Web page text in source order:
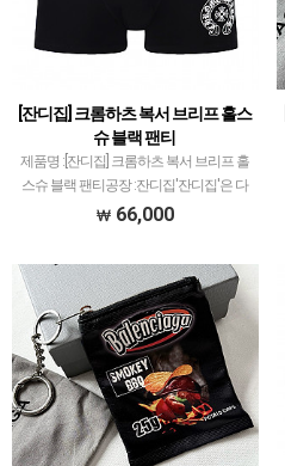
[잔디집] 크롬하츠 복서 브리프 홀스
슈 블랙 팬티
제품명 :[잔디집] 크롬하츠 복서 브리프 홀
스슈 블랙 팬티공장 :잔디집'잔디집'은 다
양한 브랜드 의류 전문적으로 취급하고 있
위 거의 초과하…
66,000